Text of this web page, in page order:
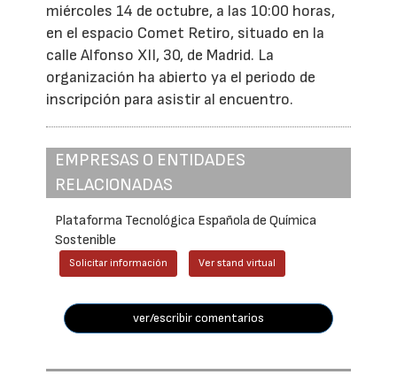
miércoles 14 de octubre, a las 10:00 horas,
en el espacio Comet Retiro, situado en la
calle Alfonso XII, 30, de Madrid. La
organización ha abierto ya el periodo de
inscripción para asistir al encuentro.
EMPRESAS O ENTIDADES
RELACIONADAS
Plataforma Tecnológica Española de Química
Sostenible
Solicitar información Ver stand virtual
ver/escribir comentarios